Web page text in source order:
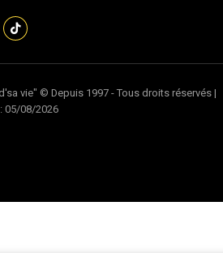
vie" © Depuis 1997 - Tous droits réservés |
05/08/2026